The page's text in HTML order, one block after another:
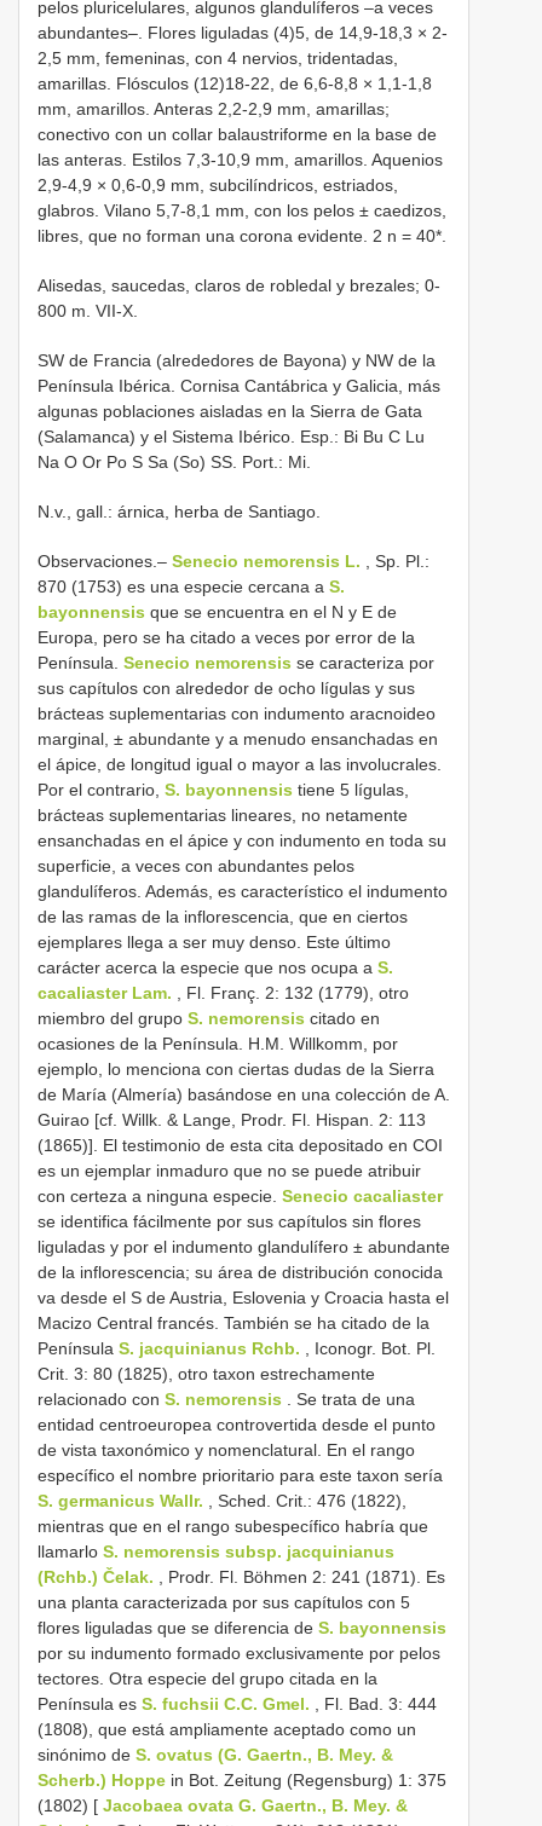
pelos pluricelulares, algunos glandulíferos –a veces
abundantes–. Flores liguladas (4)5, de 14,9-18,3 × 2-
2,5 mm, femeninas, con 4 nervios, tridentadas,
amarillas. Flósculos (12)18-22, de 6,6-8,8 × 1,1-1,8
mm, amarillos. Anteras 2,2-2,9 mm, amarillas;
conectivo con un collar balaustriforme en la base de
las anteras. Estilos 7,3-10,9 mm, amarillos. Aquenios
2,9-4,9 × 0,6-0,9 mm, subcilíndricos, estriados,
glabros. Vilano 5,7-8,1 mm, con los pelos ± caedizos,
libres, que no forman una corona evidente. 2 n = 40*.
Alisedas, saucedas, claros de robledal y brezales; 0-
800 m. VII-X.
SW de Francia (alrededores de Bayona) y NW de la
Península Ibérica. Cornisa Cantábrica y Galicia, más
algunas poblaciones aisladas en la Sierra de Gata
(Salamanca) y el Sistema Ibérico. Esp.: Bi Bu C Lu
Na O Or Po S Sa (So) SS. Port.: Mi.
N.v., gall.: árnica, herba de Santiago.
Observaciones.– Senecio nemorensis L. , Sp. Pl.:
870 (1753) es una especie cercana a S.
bayonnensis que se encuentra en el N y E de
Europa, pero se ha citado a veces por error de la
Península. Senecio nemorensis se caracteriza por
sus capítulos con alrededor de ocho lígulas y sus
brácteas suplementarias con indumento aracnoideo
marginal, ± abundante y a menudo ensanchadas en
el ápice, de longitud igual o mayor a las involucrales.
Por el contrario, S. bayonnensis tiene 5 lígulas,
brácteas suplementarias lineares, no netamente
ensanchadas en el ápice y con indumento en toda su
superficie, a veces con abundantes pelos
glandulíferos. Además, es característico el indumento
de las ramas de la inflorescencia, que en ciertos
ejemplares llega a ser muy denso. Este último
carácter acerca la especie que nos ocupa a S.
cacaliaster Lam. , Fl. Franç. 2: 132 (1779), otro
miembro del grupo S. nemorensis citado en
ocasiones de la Península. H.M. Willkomm, por
ejemplo, lo menciona con ciertas dudas de la Sierra
de María (Almería) basándose en una colección de A.
Guirao [cf. Willk. & Lange, Prodr. Fl. Hispan. 2: 113
(1865)]. El testimonio de esta cita depositado en COI
es un ejemplar inmaduro que no se puede atribuir
con certeza a ninguna especie. Senecio cacaliaster
se identifica fácilmente por sus capítulos sin flores
liguladas y por el indumento glandulífero ± abundante
de la inflorescencia; su área de distribución conocida
va desde el S de Austria, Eslovenia y Croacia hasta el
Macizo Central francés. También se ha citado de la
Península S. jacquinianus Rchb. , Iconogr. Bot. Pl.
Crit. 3: 80 (1825), otro taxon estrechamente
relacionado con S. nemorensis . Se trata de una
entidad centroeuropea controvertida desde el punto
de vista taxonómico y nomenclatural. En el rango
específico el nombre prioritario para este taxon sería
S. germanicus Wallr. , Sched. Crit.: 476 (1822),
mientras que en el rango subespecífico habría que
llamarlo S. nemorensis subsp. jacquinianus
(Rchb.) Čelak. , Prodr. Fl. Böhmen 2: 241 (1871). Es
una planta caracterizada por sus capítulos con 5
flores liguladas que se diferencia de S. bayonnensis
por su indumento formado exclusivamente por pelos
tectores. Otra especie del grupo citada en la
Península es S. fuchsii C.C. Gmel. , Fl. Bad. 3: 444
(1808), que está ampliamente aceptado como un
sinónimo de S. ovatus (G. Gaertn., B. Mey. &
Scherb.) Hoppe in Bot. Zeitung (Regensburg) 1: 375
(1802) [ Jacobaea ovata G. Gaertn., B. Mey. &